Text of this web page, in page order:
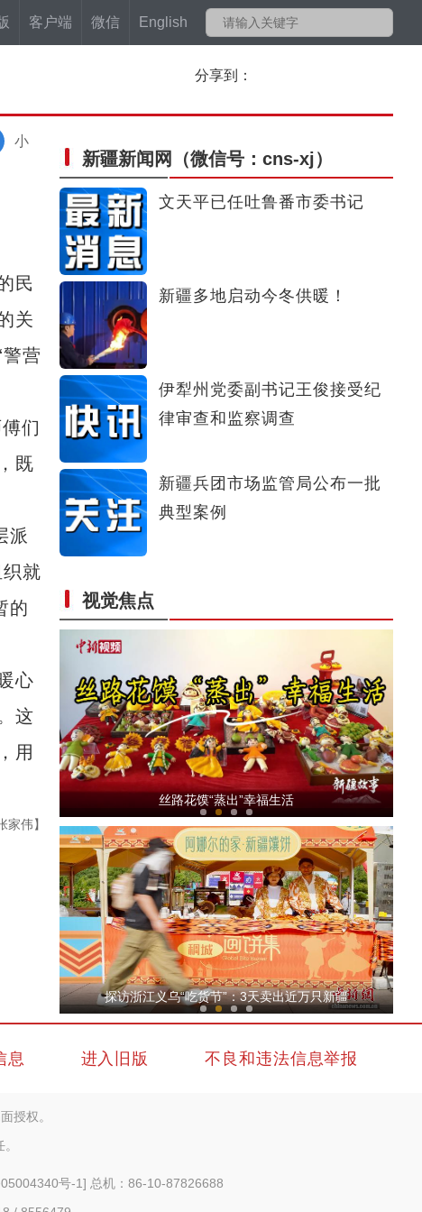
客户端 微信 English
分享到：
小
民
关
营
们
既
派
就
的
心
这
用
家伟】
新疆新闻网 （微信号：cns-xj）
文天平已任吐鲁番市委书记
新疆多地启动今冬供暖！
伊犁州党委副书记王俊接受纪
律审查和监察调查
新疆兵团市场监管局公布一批
典型案例
视觉焦点
新疆兄妹在义乌：三天销售近万只馕
新疆：手风琴声里的爱国情
丝路花馍“蒸出”幸福生活
我从新疆来丨“赛米米”用馕香搭起“心疆”桥
探访浙江义乌“吃货节”：3天卖出近万只新疆
息 进入旧版 不良和违法信息举报
授权。
号-1] 总机：86-10-87826688